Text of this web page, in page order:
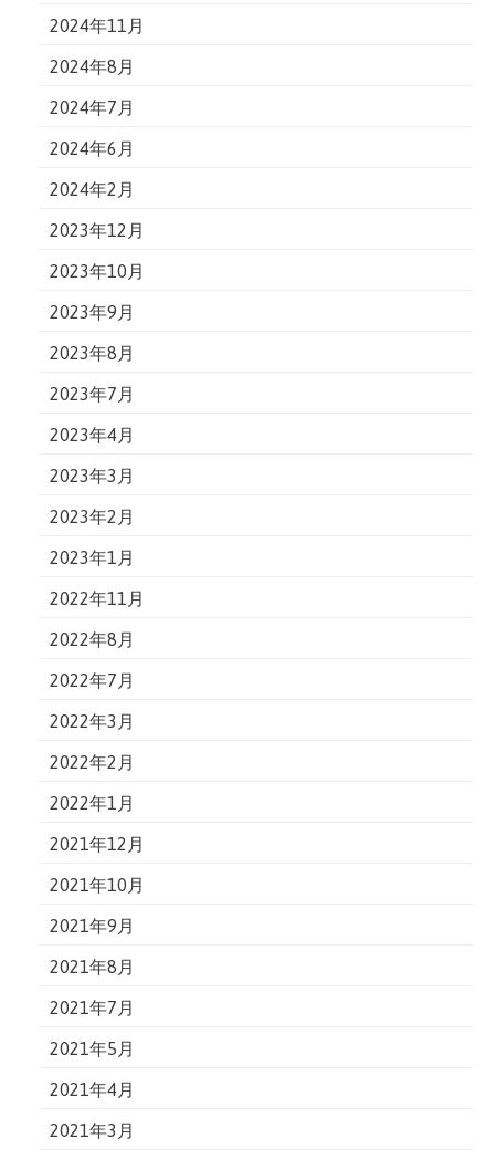
2024年11月
2024年8月
2024年7月
2024年6月
2024年2月
2023年12月
2023年10月
2023年9月
2023年8月
2023年7月
2023年4月
2023年3月
2023年2月
2023年1月
2022年11月
2022年8月
2022年7月
2022年3月
2022年2月
2022年1月
2021年12月
2021年10月
2021年9月
2021年8月
2021年7月
2021年5月
2021年4月
2021年3月